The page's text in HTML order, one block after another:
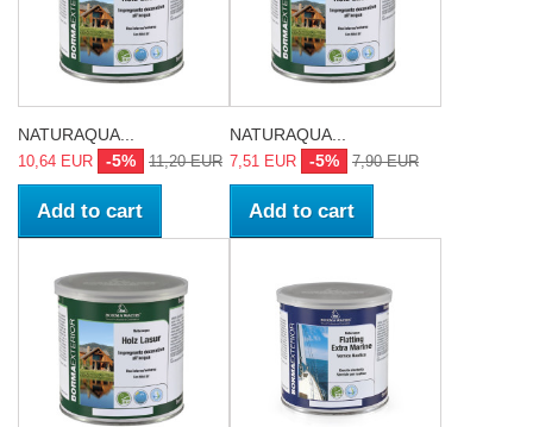
NATURAQUA...
10,64 EUR -5% 11,20 EUR
Add to cart
NATURAQUA...
7,51 EUR -5% 7,90 EUR
Add to cart